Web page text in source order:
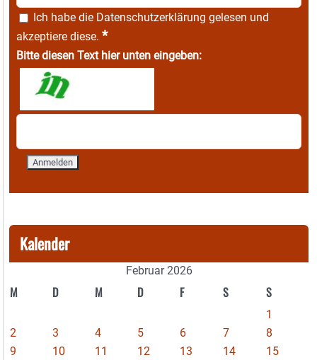
Ich habe die Datenschutzerklärung gelesen und
akzeptiere diese. *
Bitte diesen Text hier unten eingeben:
Kalender
Februar 2026
M D M D F S S
1
2
3 4 5 6 7
8
9
10 11 12 13 14
15